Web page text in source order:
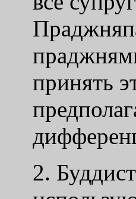
принять
2.